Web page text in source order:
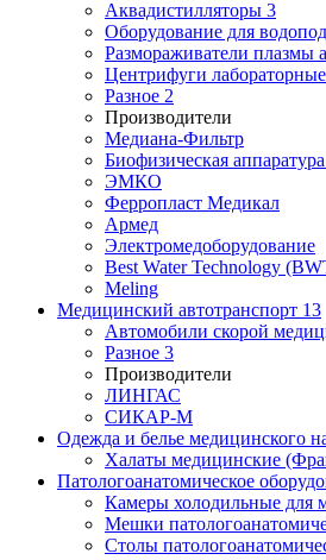
Аквадистилляторы 3
Оборудование для
Размораживатели плазмы
Центрифуги
Разное 2
Производители
Медиана-Фильтр
Биофизическая
ЭМКО
Ферропласт Медикал
Армед
Электромедоборудование
Best Water Technology
Meling
Медицинский автотранспорт 13
Автомобили скорой
Разное 3
Производители
ЛИНГАС
СИКАР-М
Одежда и белье медицинского
Халаты медицинские
Патологоанатомическое
Камеры холодильные для
Мешки
Столы